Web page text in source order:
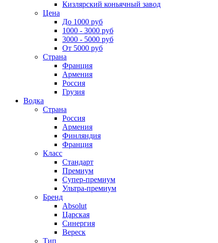
Кизлярский коньячный завод
Цена
До 1000 руб
1000 - 3000 руб
3000 - 5000 руб
От 5000 руб
Страна
Франция
Армения
Россия
Грузия
Водка
Страна
Россия
Армения
Финляндия
Франция
Класс
Стандарт
Премиум
Супер-премиум
Ультра-премиум
Бренд
Absolut
Царская
Синергия
Вереск
Тип